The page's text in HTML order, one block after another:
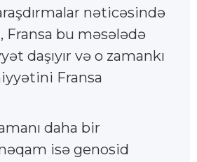
nəticəsində
bu məsələdə
daşıyır və o zamankı
Fransa
daha bir
isə genosid